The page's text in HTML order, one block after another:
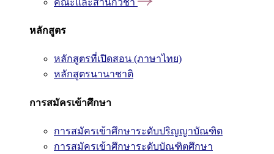
คณะและสำนักวิชา
หลักสูตร
หลักสูตรที่เปิดสอน (ภาษาไทย)
หลักสูตรนานาชาติ
การสมัครเข้าศึกษา
การสมัครเข้าศึกษาระดับปริญญาบัณฑิต
การสมัครเข้าศึกษาระดับบัณฑิตศึกษา